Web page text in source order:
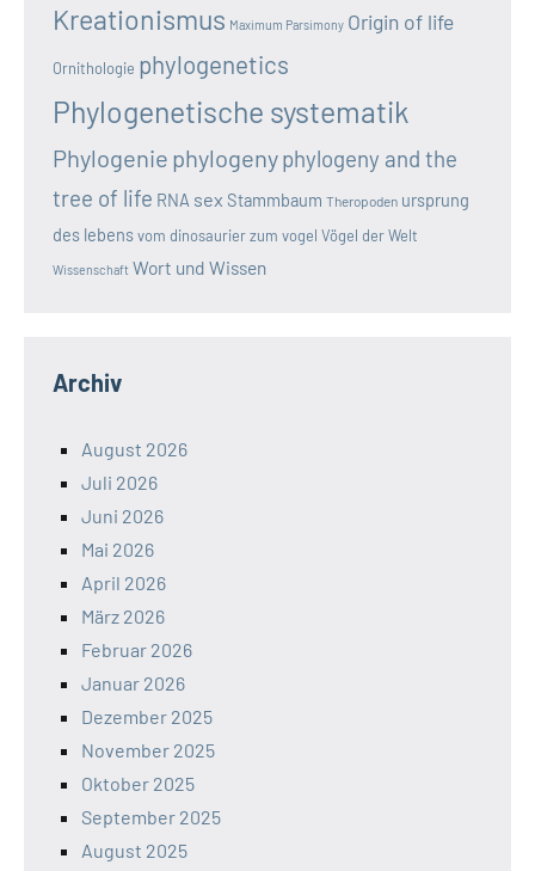
Kreationismus Maximum Parsimony Origin of life
Ornithologie phylogenetics
Phylogenetische systematik
Phylogenie phylogenyphylogeny and the
tree of life RNA sex Stammbaum Theropoden ursprung
des lebensvom dinosaurier zum vogel Vögel der Welt
Wissenschaft Wort und Wissen
Archiv
August 2026
Juli 2026
Juni 2026
Mai 2026
April 2026
März 2026
Februar 2026
Januar 2026
Dezember 2025
November 2025
Oktober 2025
September 2025
August 2025